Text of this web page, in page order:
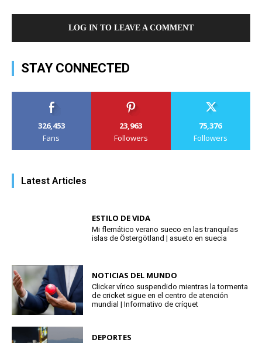
LOG IN TO LEAVE A COMMENT
STAY CONNECTED
326,453
Fans
23,963
Followers
75,376
Followers
Latest Articles
ESTILO DE VIDA
Mi flemático verano sueco en las tranquilas
islas de Östergötland | asueto en suecia
NOTICIAS DEL MUNDO
Clicker vírico suspendido mientras la tormenta
de cricket sigue en el centro de atención
mundial | Informativo de críquet
DEPORTES